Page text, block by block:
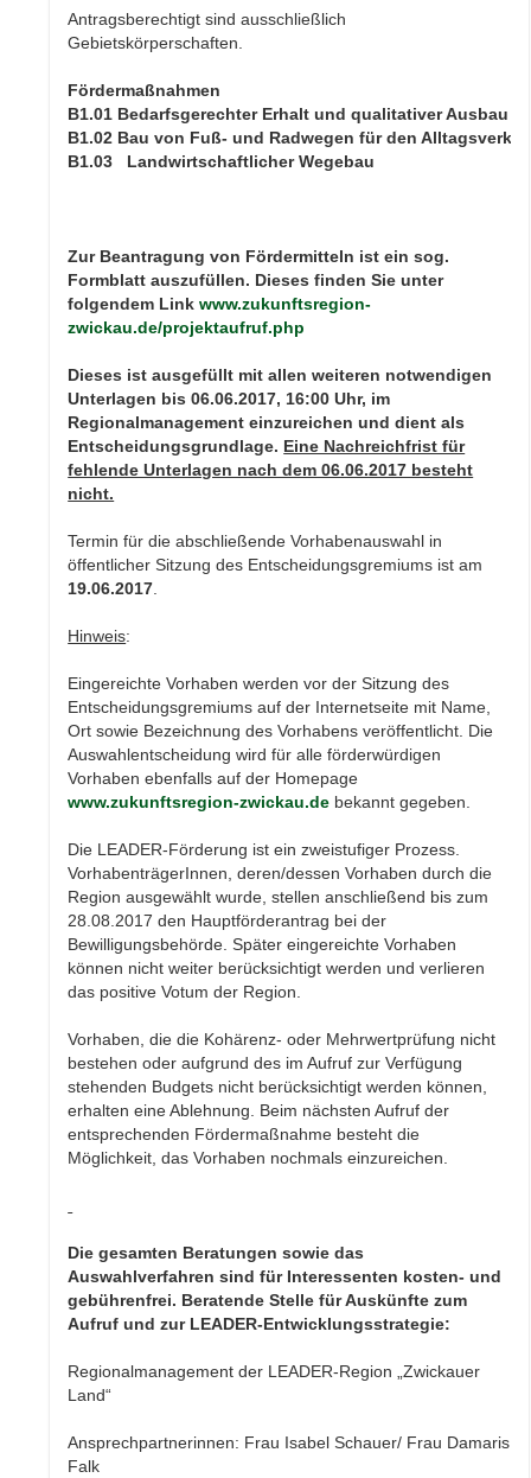
Antragsberechtigt sind ausschließlich
Gebietskörperschaften.
Fördermaßnahmen
B1.01 Bedarfsgerechter Erhalt und qualitativer Ausbau
B1.02 Bau von Fuß- und Radwegen für den
B1.03 Landwirtschaftlicher Wegebau
Zur Beantragung von Fördermitteln ist ein sog.
Formblatt auszufüllen. Dieses finden Sie unter
folgendem Linkwww.zukunftsregion-
zwickau.de/projektaufruf.php
Dieses ist ausgefüllt mit allen weiteren notwendigen
Unterlagen bis 06.06.2017, 16:00 Uhr, im
Regionalmanagement einzureichen und dient als
Entscheidungsgrundlage. Eine Nachreichfrist für
fehlende Unterlagen nach dem 06.06.2017 besteht
nicht.
Termin für die abschließende Vorhabenauswahl in
öffentlicher Sitzung des Entscheidungsgremiums ist am
19.06.2017
Hinweis:
Eingereichte Vorhaben werden vor der Sitzung des
Entscheidungsgremiums auf der Internetseite mit Name,
Ort sowie Bezeichnung des Vorhabens veröffentlicht. Die
Auswahlentscheidung wird für alle förderwürdigen
Vorhaben ebenfalls auf der Homepage
www.zukunftsregion-zwickau.de bekannt gegeben.
Die LEADER-Förderung ist ein zweistufiger Prozess.
VorhabenträgerInnen, deren/dessen Vorhaben durch die
Region ausgewählt wurde, stellen anschließend bis zum
28.08.2017 den Hauptförderantrag bei der
Bewilligungsbehörde. Später eingereichte Vorhaben
können nicht weiter berücksichtigt werden und verlieren
das positive Votum der Region.
Vorhaben, die die Kohärenz- oder Mehrwertprüfung nicht
bestehen oder aufgrund des im Aufruf zur Verfügung
stehenden Budgets nicht berücksichtigt werden können,
erhalten eine Ablehnung. Beim nächsten Aufruf der
entsprechenden Fördermaßnahme besteht die
Möglichkeit, das Vorhaben nochmals einzureichen.
Die gesamten Beratungen sowie das
Auswahlverfahren sind für Interessenten kosten- und
gebührenfrei. Beratende Stelle für Auskünfte zum
Aufruf und zur LEADER-Entwicklungsstrategie:
Regionalmanagement der LEADER-Region „Zwickauer
Land“
Ansprechpartnerinnen: Frau Isabel Schauer/ Frau Damaris
Falk